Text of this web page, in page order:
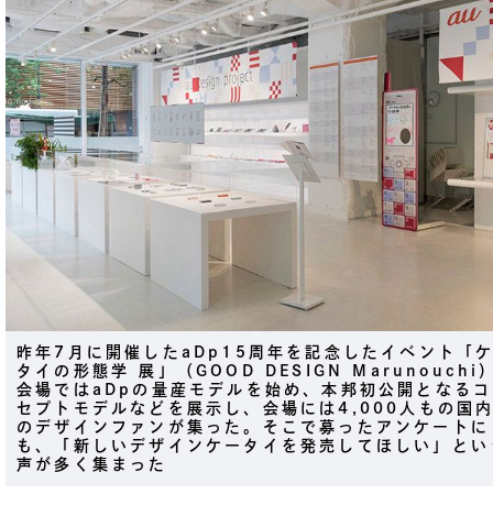
昨年7月に開催したaDp15周年を記念したイベント「
タイの形態学 展」（GOOD DESIGN Marunouchi
会場ではaDpの量産モデルを始め、本邦初公開となる
セプトモデルなどを展示し、会場には4,000人もの国
のデザインファンが集った。そこで募ったアンケートに
も、「新しいデザインケータイを発売してほしい」とい
声が多く集まった